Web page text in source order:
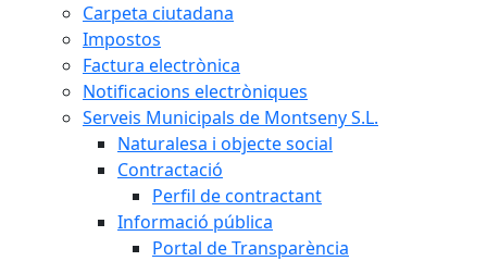
Carpeta ciutadana
Impostos
Factura electrònica
Notificacions electròniques
Serveis Municipals de Montseny S.L.
Naturalesa i objecte social
Contractació
Perfil de contractant
Informació pública
Portal de Transparència